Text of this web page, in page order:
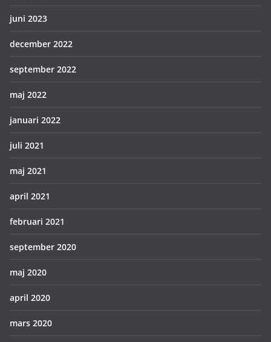
juni 2023
december 2022
september 2022
maj 2022
januari 2022
juli 2021
maj 2021
april 2021
februari 2021
september 2020
maj 2020
april 2020
mars 2020